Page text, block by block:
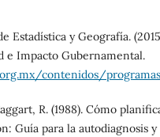
Estadística y Geografía.
e Impacto Gubernamental.
contenidos/
R. (1988). Cómo
Guía para la autodiagnosis y